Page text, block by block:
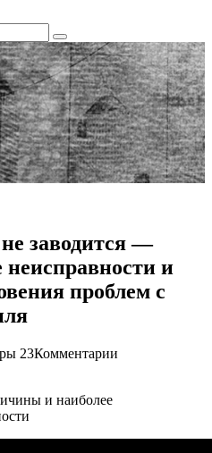
заводится —
и
проблем с
23Комментарии